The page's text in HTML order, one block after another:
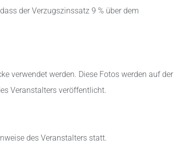
der Verzugszinssatz 9 % über dem
verwendet werden. Diese Fotos werden auf der
Veranstalters veröffentlicht.
des Veranstalters statt.